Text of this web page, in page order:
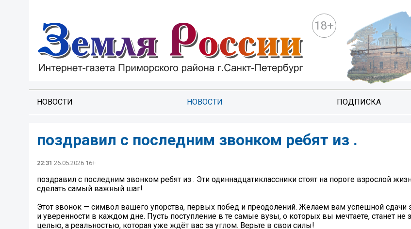
18+
НОВОСТИ НОВОСТИ ПОДПИСКА
поздравил с последним звонком ребят из .
22:31 26.05.2026 16+
поздравил с последним звонком ребят из . Эти одиннадцатиклассники стоят на пороге взрослой
сделать самый важный шаг!
Этот звонок — символ вашего упорства, первых побед и преодолений. Желаем вам успешной сдачи
и уверенности в каждом дне. Пусть поступление в те самые вузы, о которых вы мечтаете, станет не
целью, а реальностью, которая уже ждёт вас за углом. Верьте в свои силы!